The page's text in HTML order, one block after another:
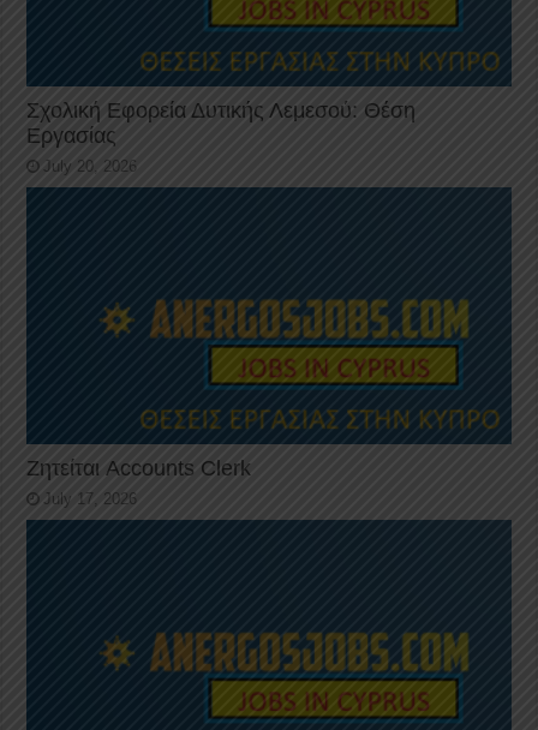
Σχολική Εφορεία Δυτικής Λεμεσού: Θέση
Εργασίας
July 20, 2026
Ζητείται Accounts Clerk
July 17, 2026